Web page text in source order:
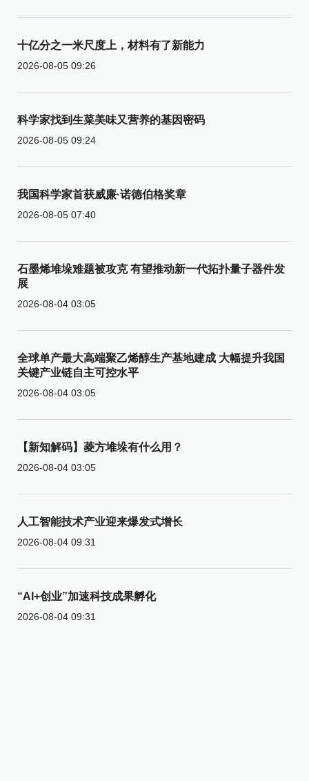
十亿分之一米尺度上，材料有了新能力
2026-08-05 09:26
科学家找到生菜美味又营养的基因密码
2026-08-05 09:24
我国科学家首获威廉·诺德伯格奖章
2026-08-05 07:40
石墨烯堆垛难题被攻克 有望推动新一代拓扑量子器件发
展
2026-08-04 03:05
全球单产最大高端聚乙烯醇生产基地建成 大幅提升我国
关键产业链自主可控水平
2026-08-04 03:05
【新知解码】菱方堆垛有什么用？
2026-08-04 03:05
人工智能技术产业迎来爆发式增长
2026-08-04 09:31
“AI+创业”加速科技成果孵化
2026-08-04 09:31